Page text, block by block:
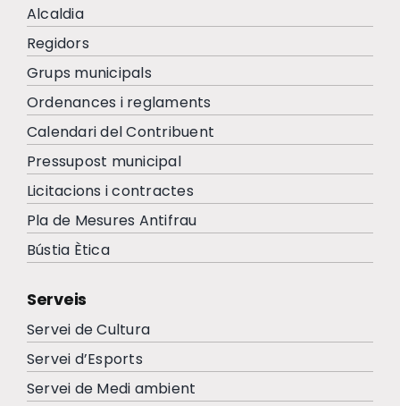
Alcaldia
Regidors
Grups municipals
Ordenances i reglaments
Calendari del Contribuent
Pressupost municipal
Licitacions i contractes
Pla de Mesures Antifrau
Bústia Ètica
Serveis
Servei de Cultura
Servei d’Esports
Servei de Medi ambient